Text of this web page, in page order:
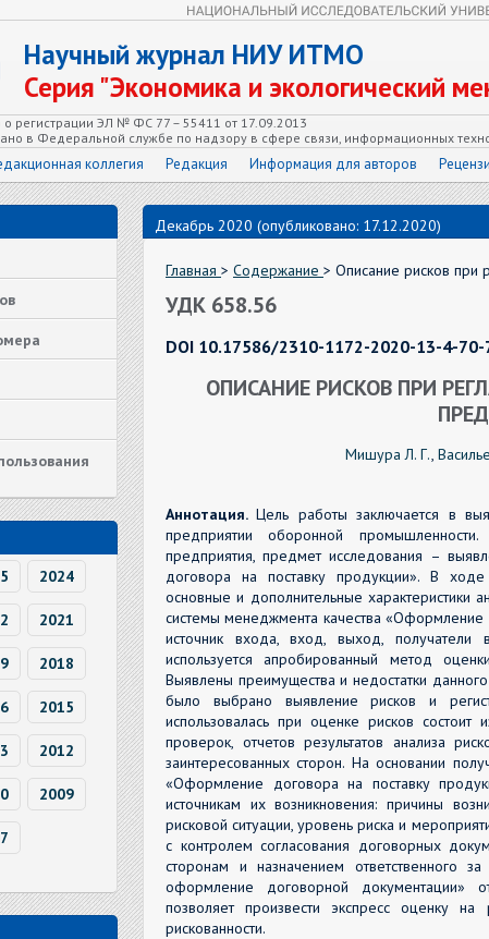
Научный журнал НИУ ИТМО
Серия "Экономика и экологический
о регистрации ЭЛ № ФС 77 – 55411 от 17.09.2013
в Федеральной службе по надзору в сфере связи, информационных
коллегия Редакция Информация для авторов
2024
2021
2018
2015
2012
2009
Декабрь 2020 (опубликовано: 17.12.2020)
Главная > Содержание > Описание рисков при
УДК 658.56
DOI 10.17586/2310-1172-2020-13-4-70-
ОПИСАНИЕ РИСКОВ ПРИ
Мишура Л. Г.,
Аннотация.Цель работы заключается в
предприятии оборонной
предприятия, предмет исследования –
договора на поставку продукции». В
основные и дополнительные характеристики
системы менеджмента качества «Оформление
источник входа, вход, выход,
используется апробированный метод
Выявлены преимущества и недостатки
было выбрано выявление рисков и
использовалась при оценке рисков
проверок, отчетов результатов анализа
заинтересованных сторон. На основании
«Оформление договора на поставку
источникам их возникновения: причины
рисковой ситуации, уровень риска и
с контролем согласования договорных
сторонам и назначением ответственного
оформление договорной документации»
позволяет произвести экспресс оценку
рискованности.